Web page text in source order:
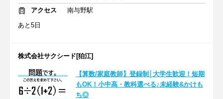
アクセス
南与野駅
あと5日
株式会社サクシード[狛江]
【算数/家庭教師】登録制│大学生歓迎！短期
もOK！小中高・教科選べる♪未経験&かけも
ち◎